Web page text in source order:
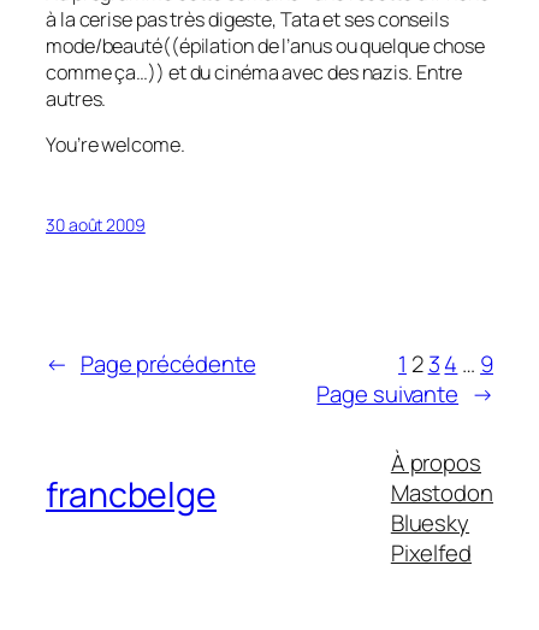
à la cerise pas très digeste, Tata et ses conseils
mode/beauté((épilation de l’anus ou quelque chose
comme ça…)) et du cinéma avec des nazis. Entre
autres.
You’re welcome.
30 août 2009
← Page précédente 1 2 34 … 9
Page suivante →
francbelge
À propos
Mastodon
Bluesky
Pixelfed